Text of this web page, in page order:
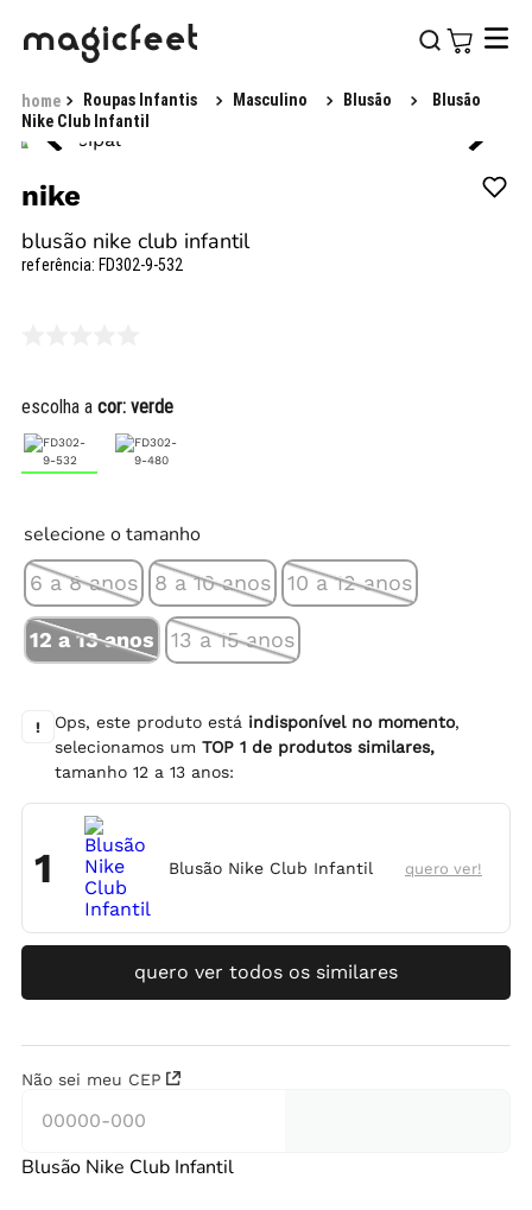
Roupas Infantis Masculino Blusão
Blusão
Nike Club Infantil
nike
blusão nike club infantil
referência: FD302-9-532
escolha a cor: verde
selecione o tamanho
6 a 8 anos 8 a 10 anos 10 a 12 anos
12 a 13 anos 13 a 15 anos
! Ops, este produto está indisponível no momento,
selecionamos umTOP1 de produtos similares,
tamanho12 a 13 anos:
1 Blusão Nike Club Infantil quero ver!
quero ver todos os similares
Não sei meu CEP
Blusão Nike Club Infantil